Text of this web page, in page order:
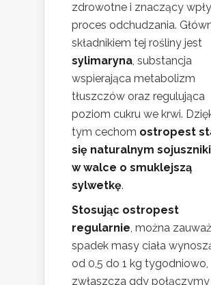
zdrowotne i znaczący
proces odchudzania.
składnikiem tej rośliny jest
sylimaryna, substancja
wspierająca metabolizm
tłuszczów oraz regulująca
poziom cukru we krwi.
tym cechom ostropest
się naturalnym
w walce o smuklejszą
sylwetkę.
Stosując ostropest
regularnie, można
spadek masy ciała
od 0,5 do 1 kg tygodniowo,
zwłaszcza gdy